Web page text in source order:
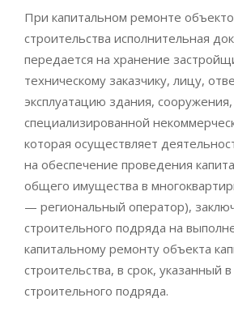
При капитальном ремонте
строительства исполнительная
передается на хранение
техническому заказчику, лицу,
эксплуатацию здания,
специализированной
которая осуществляет
на обеспечение проведения
общего имущества в
— региональный оператор),
строительного подряда на
капитальному ремонту объекта
строительства, в срок, указанный
строительного подряда.